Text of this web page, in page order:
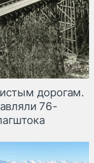
дорогам.
76-